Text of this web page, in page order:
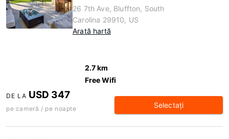
26 7th Ave, Bluffton, South
Carolina 29910, US
Arată hartă
2.7 km
Free Wifi
DE LA USD 347
pe cameră / pe noapte Selectaţi